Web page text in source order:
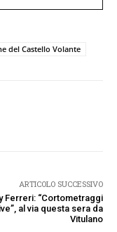
del Castello Volante
ARTICOLO SUCCESSIVO
Ferreri: “Cortometraggi
al via questa sera da
Vitulano